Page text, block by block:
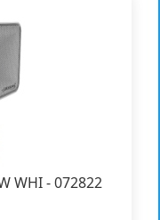
WHI - 072822